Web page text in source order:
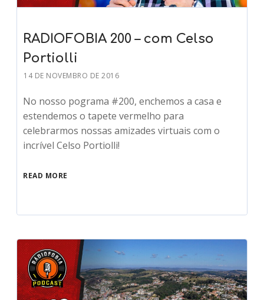
RADIOFOBIA 200 – com Celso
Portiolli
14 DE NOVEMBRO DE 2016
No nosso pograma #200, enchemos a casa e
estendemos o tapete vermelho para
celebrarmos nossas amizades virtuais com o
incrível Celso Portiolli!
READ MORE